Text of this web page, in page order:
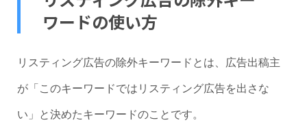
ワードの使い方
リスティング広告の除外キーワードとは、広告出稿主
が「このキーワードではリスティング広告を出さな
い」と決めたキーワードのことです。